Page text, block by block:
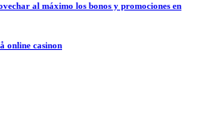
al máximo los bonos y promociones en
online casinon